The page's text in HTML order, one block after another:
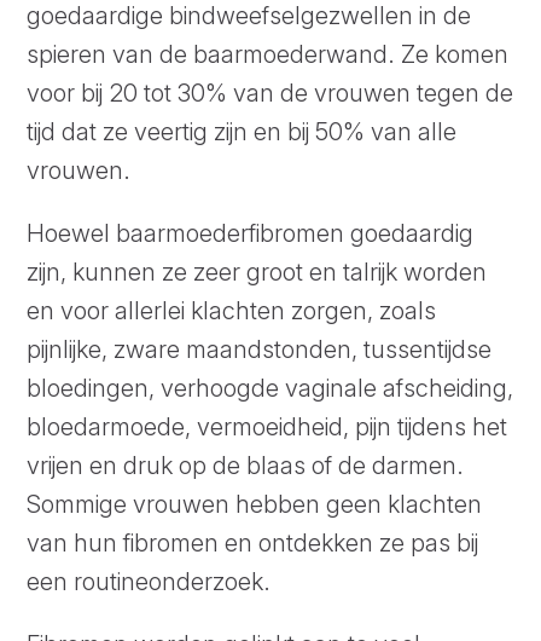
goedaardige bindweefselgezwellen in de
spieren van de baarmoederwand. Ze komen
voor bij 20 tot 30% van de vrouwen tegen de
tijd dat ze veertig zijn en bij 50% van alle
vrouwen.
Hoewel baarmoederfibromen goedaardig
zijn, kunnen ze zeer groot en talrijk worden
en voor allerlei klachten zorgen, zoals
pijnlijke, zware maandstonden, tussentijdse
bloedingen, verhoogde vaginale afscheiding,
bloedarmoede, vermoeidheid, pijn tijdens het
vrijen en druk op de blaas of de darmen.
Sommige vrouwen hebben geen klachten
van hun fibromen en ontdekken ze pas bij
een routineonderzoek.